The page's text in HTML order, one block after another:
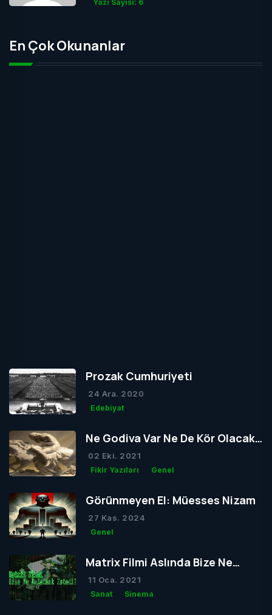
Yazı Sayısı: 6
En Çok Okunanlar
Prozak Cumhuriyeti
24 Ara. 2020
Edebiyat
Ne Godiva Var Ne De Kör Olacak
Tom
02 Eki. 2021
Fikir Yazıları Genel
Görünmeyen El: Müesses Nizam
27 Kas. 2024
Genel
Matrix Filmi Aslında Bize Ne
Anlatmak İstedi?
11 Oca. 2021
Sanat Sinema